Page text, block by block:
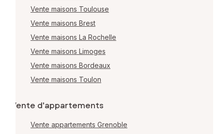
Vente maisons Toulouse
Vente maisons Brest
Vente maisons La Rochelle
Vente maisons Limoges
Vente maisons Bordeaux
Vente maisons Toulon
Vente d'appartements
Vente appartements Grenoble